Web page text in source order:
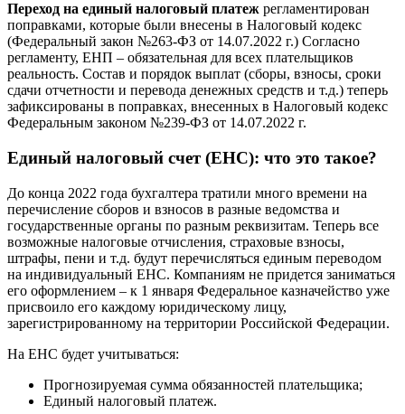
Переход на единый налоговый платеж регламентирован
поправками, которые были внесены в Налоговый кодекс
(Федеральный закон №263-ФЗ от 14.07.2022 г.) Согласно
регламенту, ЕНП – обязательная для всех плательщиков
реальность. Состав и порядок выплат (сборы, взносы, сроки
сдачи отчетности и перевода денежных средств и т.д.) теперь
зафиксированы в поправках, внесенных в Налоговый кодекс
Федеральным законом №239-ФЗ от 14.07.2022 г.
Единый налоговый счет (ЕНС): что это такое?
До конца 2022 года бухгалтера тратили много времени на
перечисление сборов и взносов в разные ведомства и
государственные органы по разным реквизитам. Теперь все
возможные налоговые отчисления, страховые взносы,
штрафы, пени и т.д. будут перечисляться единым переводом
на индивидуальный ЕНС. Компаниям не придется заниматься
его оформлением – к 1 января Федеральное казначейство уже
присвоило его каждому юридическому лицу,
зарегистрированному на территории Российской Федерации.
На ЕНС будет учитываться:
Прогнозируемая сумма обязанностей плательщика;
Единый налоговый платеж.